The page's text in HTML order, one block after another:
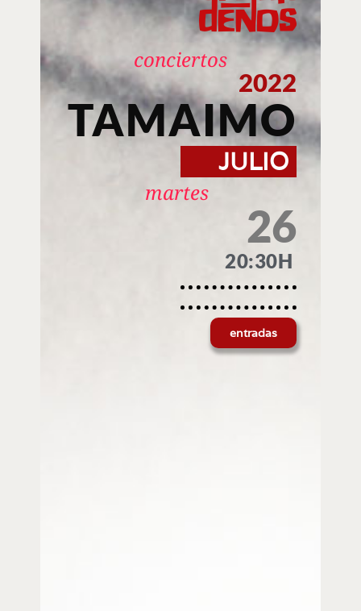
conciertos
2022
TAMAIMO
JULIO
martes
26
20:30H
entradas